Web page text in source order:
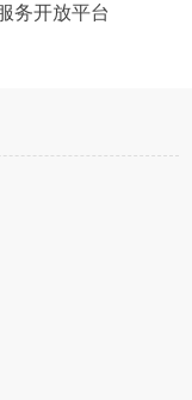
务开放平台